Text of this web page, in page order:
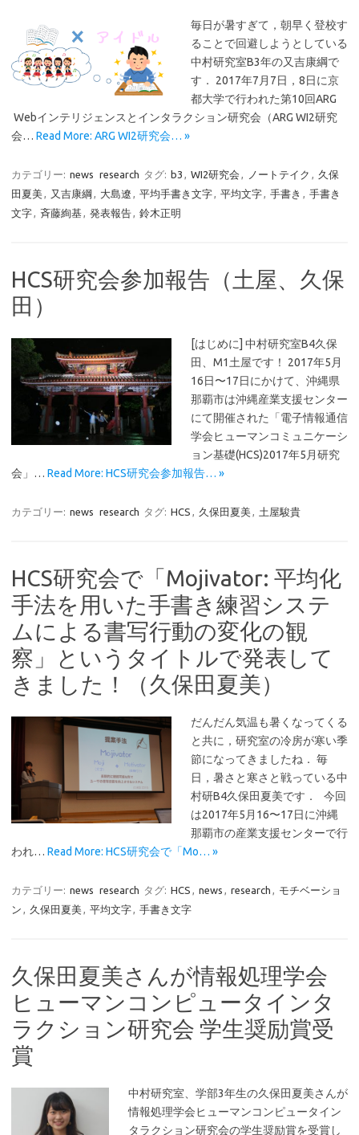
毎日が暑すぎて，朝早く登校す
ることで回避しようとしている
中村研究室B3年の又吉康綱で
す． 2017年7月7日，8日に京
都大学で行われた第10回ARG
Webインテリジェンスとインタラクション研究会（ARG WI2研究
会… Read More: ARG WI2研究会… »
カテゴリー: news research タグ: b3 , WI2研究会 , ノートテイク , 久保
田夏美, 又吉康綱 , 大島遼 , 平均手書き文字, 平均文字, 手書き , 手書き
文字, 斉藤絢基, 発表報告, 鈴木正明
HCS研究会参加報告（土屋、久保
田）
[はじめに] 中村研究室B4久保
田、M1土屋です！ 2017年5月
16日〜17日にかけて、沖縄県
那覇市は沖縄産業支援センター
にて開催された「電子情報通信
学会ヒューマンコミュニケーシ
ョン基礎(HCS)2017年5月研究
会」… Read More: HCS研究会参加報告… »
カテゴリー: news research タグ: HCS , 久保田夏美, 土屋駿貴
HCS研究会で「Mojivator: 平均化
手法を用いた手書き練習システ
ムによる書写行動の変化の観
察」というタイトルで発表して
きました！（久保田夏美）
だんだん気温も暑くなってくる
と共に，研究室の冷房が寒い季
節になってきましたね． 毎
日，暑さと寒さと戦っている中
村研B4久保田夏美です． 今回
は2017年5月16〜17日に沖縄
那覇市の産業支援センターで行
われ… Read More: HCS研究会で「Mo… »
カテゴリー: news research タグ: HCS , news , research , モチベーショ
ン , 久保田夏美, 平均文字, 手書き文字
久保田夏美さんが情報処理学会
ヒューマンコンピュータインタ
ラクション研究会 学生奨励賞受
賞
中村研究室、学部3年生の久保田夏美さんが
情報処理学会ヒューマンコンピュータイン
タラクション研究会の学生奨励賞を受賞し